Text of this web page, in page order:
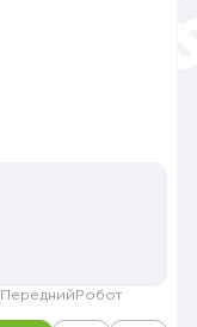
Передний Робот